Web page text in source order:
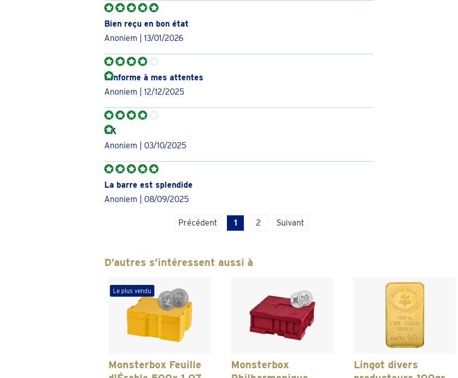
Bien reçu en bon état
Anoniem | 13/01/2026
conforme à mes attentes
Anoniem | 12/12/2025
OK
Anoniem | 03/10/2025
La barre est splendide
Anoniem | 08/09/2025
Précédent 1 2 Suivant
D’autres s’intéressent aussi à
Le plus vendu
Monsterbox Feuille
Monsterbox
Lingot divers